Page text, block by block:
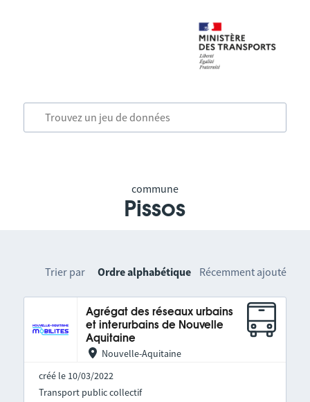
commune
Pissos
Trier par Ordre alphabétique Récemment ajouté
Agrégat des réseaux urbains
et interurbains de Nouvelle
Aquitaine
Nouvelle-Aquitaine
créé le 10/03/2022
Transport public collectif